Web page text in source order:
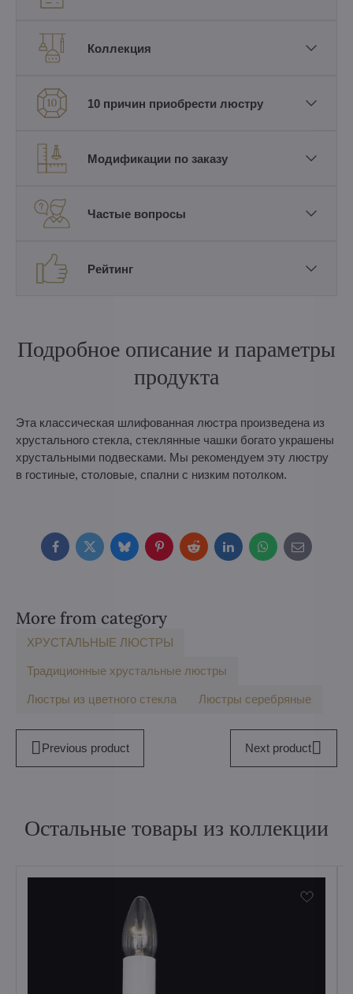
Коллекция
10 причин приобрести люстру
Модификации по заказу
Частые вопросы
Рейтинг
Подробное описание и параметры
продукта
Эта классическая шлифованная люстра произведена из
хрустального стекла, стеклянные чашки богато украшены
хрустальными подвесками. Мы рекомендуем эту люстру
в гостиные, столовые, спални с низким потолком.
FacebookTwitterBlueskyPinterestRedditLinkedInWhatsApp
E-
mail
More from category
ХРУСТАЛЬНЫЕ ЛЮСТРЫ
Традиционные хрустальные люстры
Люстры из цветного стекла Люстры серебряные
Previous product Next product
Остальные товары из коллекции